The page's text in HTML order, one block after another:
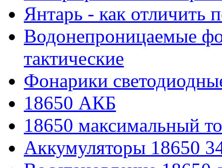
Янтарь - как отличить
Водонепроницаемые
тактические
Фонарики
18650 АКБ
18650 максимальный
Аккумуляторы 18650